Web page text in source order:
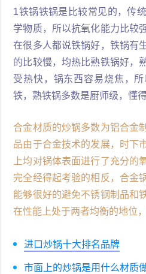
1铁锅铁锅是比较常见的，传
学物质，所以抗氧化能力比较
在很多人都说铁锅好，铁锅有
的比较慢，均热比熟铁锅好，
受热快，锅东西容易烧焦，
铁，熟铁锅多数是厨师级，懂得
合金材质的炒锅多数为铝合金
品由于合金技术的发展，时下
上均对锅体表面进行了充分的
完全经得起考验的相反，合金
能够很好的避免不锈钢制品和
在性能上处于两者均衡的地位，
进口炒锅十大排名品牌
市面上的炒锅是用什么材质